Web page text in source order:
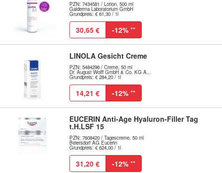
PZN: 7434581 / Lotion, 500 ml
Galderma Laboratorium GmbH
Grundpreis: € 61,30 / 1l
30,65 € -12% **
LINOLA Gesicht Creme
PZN: 5484296 / Creme, 50 ml
Dr. August Wolff GmbH & Co. KG A...
Grundpreis: € 284,20 / 1l
14,21 € -12% **
EUCERIN Anti-Age Hyaluron-Filler Tag
t.H.LSF 15
PZN: 7608420 / Tagescreme, 50 ml
Beiersdorf AG Eucerin
Grundpreis: € 624,00 / 1l
31,20 € -12% **